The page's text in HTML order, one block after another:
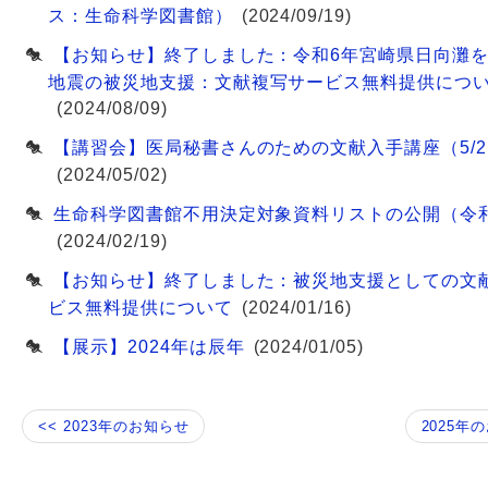
ス：生命科学図書館）
(2024/09/19)
【お知らせ】終了しました：令和6年宮崎県日向灘
地震の被災地支援：文献複写サービス無料提供につ
(2024/08/09)
【講習会】医局秘書さんのための文献入手講座（5/
(2024/05/02)
生命科学図書館不用決定対象資料リストの公開（令
(2024/02/19)
【お知らせ】終了しました：被災地支援としての文
ビス無料提供について
(2024/01/16)
【展示】2024年は辰年 (2024/01/05)
<< 2023年のお知らせ 2025年